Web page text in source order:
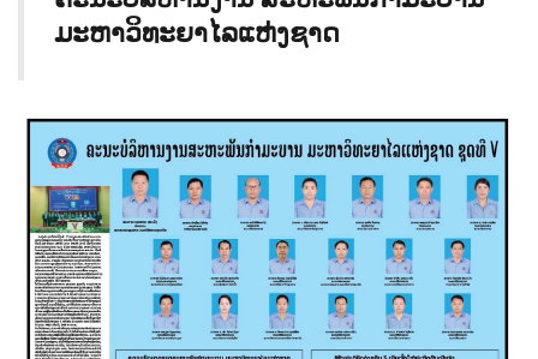
ມະຫາວິທະຍາໄລແຫ່ງຊາດ